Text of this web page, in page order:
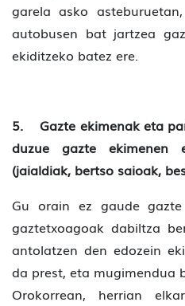
garela asko
autobusen bat jartzea
ekiditzeko batez ere.
5. Gazte ekimenak eta
duzue gazte ekimenen
(jaialdiak, bertso saioak,
Gu orain ez gaude
gaztetxoagoak dabiltza
antolatzen den edozein
da prest, eta mugimendua
Orokorrean, herrian